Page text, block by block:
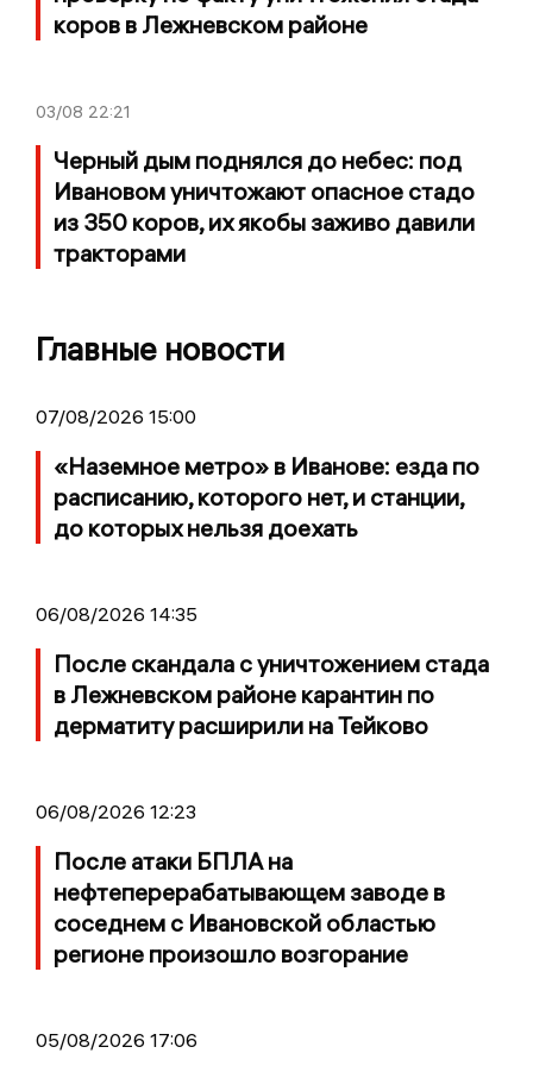
коров в Лежневском районе
03/08 22:21
Черный дым поднялся до небес: под
Ивановом уничтожают опасное стадо
из 350 коров, их якобы заживо давили
тракторами
Главные новости
07/08/2026 15:00
«Наземное метро» в Иванове: езда по
расписанию, которого нет, и станции,
до которых нельзя доехать
06/08/2026 14:35
После скандала с уничтожением стада
в Лежневском районе карантин по
дерматиту расширили на Тейково
06/08/2026 12:23
После атаки БПЛА на
нефтеперерабатывающем заводе в
соседнем с Ивановской областью
регионе произошло возгорание
05/08/2026 17:06